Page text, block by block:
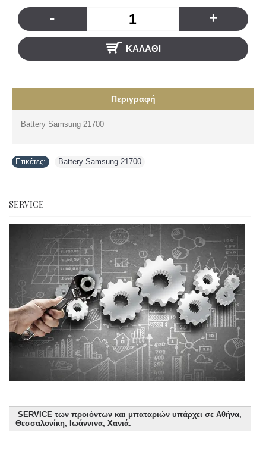
- +
ΚΑΛΆΘΙ
Περιγραφή
Battery Samsung 21700
Ετικέτες: Battery Samsung 21700
SERVICE
SERVICE των προιόντων και μπαταριών υπάρχει σε Αθήνα,
Θεσσαλονίκη, Ιωάννινα, Χανιά.